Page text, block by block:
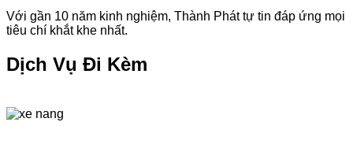
Với gần 10 năm kinh nghiệm, Thành Phát tự tin đáp ứng mọi
tiêu chí khắt khe nhất.
Dịch Vụ Đi Kèm